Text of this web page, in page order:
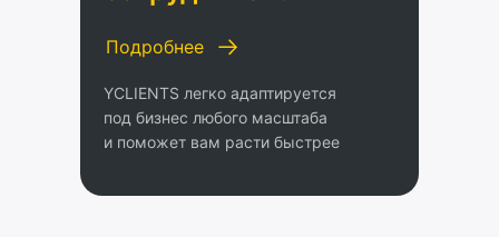
YCLIENTS легко адаптируется
под бизнес любого масштаба
и поможет вам расти быстрее
Подробнее